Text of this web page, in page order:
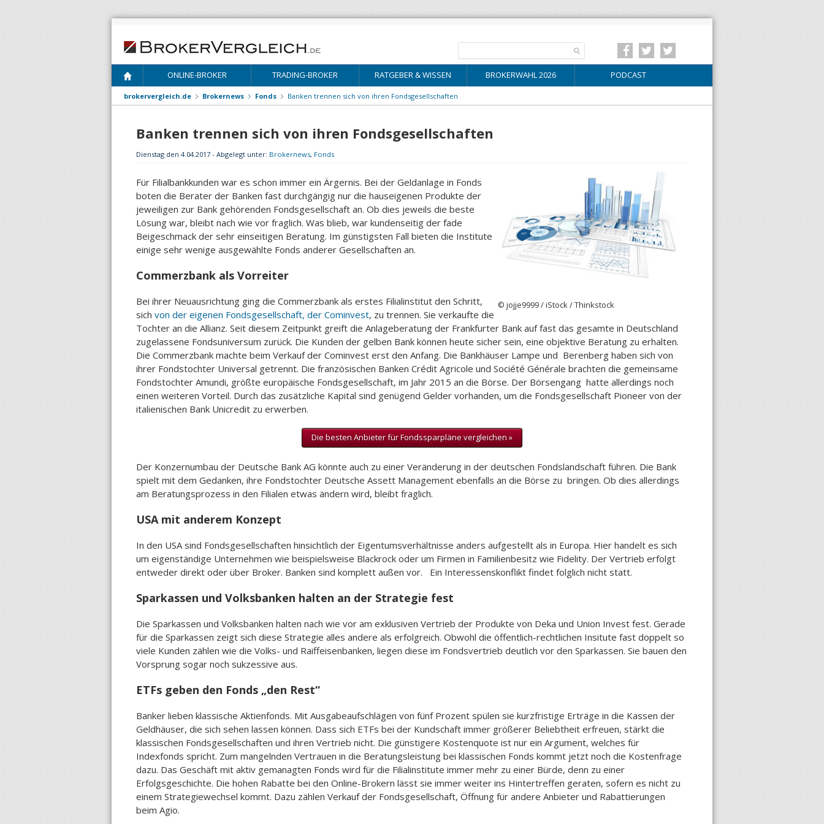
ONLINE-BROKER TRADING-BROKER RATGEBER & WISSEN BROKERWAHL 2026 PODCAST
brokervergleich.de Brokernews Fonds Banken trennen sich von ihren Fondsgesellschaften
Banken trennen sich von ihren Fondsgesellschaften
Dienstag den 4.04.2017 - Abgelegt unter: Brokernews, Fonds
© jojje9999 / iStock / Thinkstock
Für Filialbankkunden war es schon immer ein Ärgernis. Bei der Geldanlage in Fonds
boten die Berater der Banken fast durchgängig nur die hauseigenen Produkte der
jeweiligen zur Bank gehörenden Fondsgesellschaft an. Ob dies jeweils die beste
Lösung war, bleibt nach wie vor fraglich. Was blieb, war kundenseitig der fade
Beigeschmack der sehr einseitigen Beratung. Im günstigsten Fall bieten die Institute
einige sehr wenige ausgewählte Fonds anderer Gesellschaften an.
Commerzbank als Vorreiter
Bei ihrer Neuausrichtung ging die Commerzbank als erstes Filialinstitut den Schritt,
sich von der eigenen Fondsgesellschaft, der Cominvest, zu trennen. Sie verkaufte die
Tochter an die Allianz. Seit diesem Zeitpunkt greift die Anlageberatung der Frankfurter Bank auf fast das gesamte in Deutschland
zugelassene Fondsuniversum zurück. Die Kunden der gelben Bank können heute sicher sein, eine objektive Beratung zu erhalten.
Die Commerzbank machte beim Verkauf der Cominvest erst den Anfang. Die Bankhäuser Lampe und Berenberg haben sich von
ihrer Fondstochter Universal getrennt. Die französischen Banken Crédit Agricole und Société Générale brachten die gemeinsame
Fondstochter Amundi, größte europäische Fondsgesellschaft, im Jahr 2015 an die Börse. Der Börsengang hatte allerdings noch
einen weiteren Vorteil. Durch das zusätzliche Kapital sind genügend Gelder vorhanden, um die Fondsgesellschaft Pioneer von der
italienischen Bank Unicredit zu erwerben.
Die besten Anbieter für Fondssparpläne vergleichen »
Der Konzernumbau der Deutsche Bank AG könnte auch zu einer Veränderung in der deutschen Fondslandschaft führen. Die Bank
spielt mit dem Gedanken, ihre Fondstochter Deutsche Assett Management ebenfalls an die Börse zu bringen. Ob dies allerdings
am Beratungsprozess in den Filialen etwas ändern wird, bleibt fraglich.
USA mit anderem Konzept
In den USA sind Fondsgesellschaften hinsichtlich der Eigentumsverhältnisse anders aufgestellt als in Europa. Hier handelt es sich
um eigenständige Unternehmen wie beispielsweise Blackrock oder um Firmen in Familienbesitz wie Fidelity. Der Vertrieb erfolgt
entweder direkt oder über Broker. Banken sind komplett außen vor. Ein Interessenskonflikt findet folglich nicht statt.
Sparkassen und Volksbanken halten an der Strategie fest
Die Sparkassen und Volksbanken halten nach wie vor am exklusiven Vertrieb der Produkte von Deka und Union Invest fest. Gerade
für die Sparkassen zeigt sich diese Strategie alles andere als erfolgreich. Obwohl die öffentlich-rechtlichen Insitute fast doppelt so
viele Kunden zählen wie die Volks- und Raiffeisenbanken, liegen diese im Fondsvertrieb deutlich vor den Sparkassen. Sie bauen den
Vorsprung sogar noch sukzessive aus.
ETFs geben den Fonds „den Rest“
Banker lieben klassische Aktienfonds. Mit Ausgabeaufschlägen von fünf Prozent spülen sie kurzfristige Erträge in die Kassen der
Geldhäuser, die sich sehen lassen können. Dass sich ETFs bei der Kundschaft immer größerer Beliebtheit erfreuen, stärkt die
klassischen Fondsgesellschaften und ihren Vertrieb nicht. Die günstigere Kostenquote ist nur ein Argument, welches für
Indexfonds spricht. Zum mangelnden Vertrauen in die Beratungsleistung bei klassischen Fonds kommt jetzt noch die Kostenfrage
dazu. Das Geschäft mit aktiv gemanagten Fonds wird für die Filialinstitute immer mehr zu einer Bürde, denn zu einer
Erfolgsgeschichte. Die hohen Rabatte bei den Online-Brokern lässt sie immer weiter ins Hintertreffen geraten, sofern es nicht zu
einem Strategiewechsel kommt. Dazu zählen Verkauf der Fondsgesellschaft, Öffnung für andere Anbieter und Rabattierungen
beim Agio.